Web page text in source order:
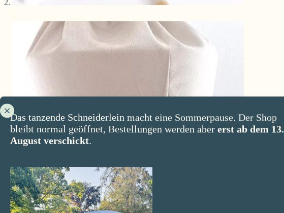
Das tanzende Schneiderlein macht eine Sommerpause. Der Shop
bleibt normal geöffnet, Bestellungen werden aber erst ab dem 13.
August verschickt.